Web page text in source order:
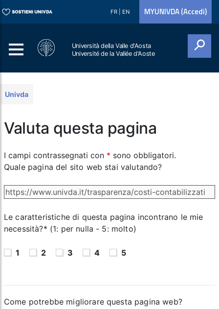
FR EN MYUNIVDA (Accedi)
Università della Valle d'Aosta
Université de la Vallée d'Aoste
Univda
Valuta questa pagina
I campi contrassegnati con * sono obbligatori.
Quale pagina del sito web stai valutando?
Le caratteristiche di questa pagina incontrano le mie
necessità?* (1: per nulla - 5: molto)
1 2 3 4 5
Come potrebbe migliorare questa pagina web?